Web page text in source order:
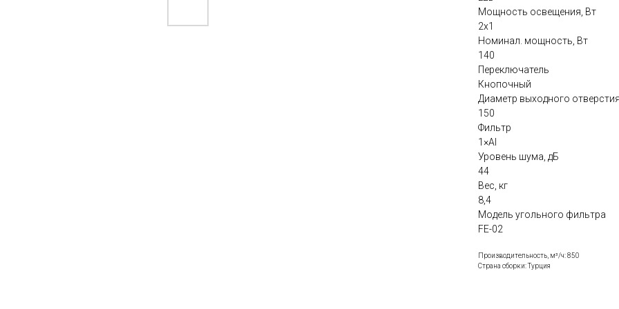
Мощность освещения, Вт
2x1
Номинал. мощность, Вт
140
Переключатель
Кнопочный
Диаметр выходного
150
Фильтр
1×Al
Уровень шума, дБ
44
Вес, кг
8,4
Модель угольного фильтра
FE-02
Производительность, м³/ч: 850
Страна сборки: Турция